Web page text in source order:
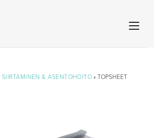
& ASENTOHOITO » TOPSHEET